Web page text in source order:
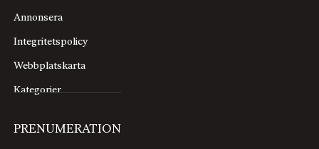
Annonsera
Integritetspolicy
Webbplatskarta
Kategorier
PRENUMERATION